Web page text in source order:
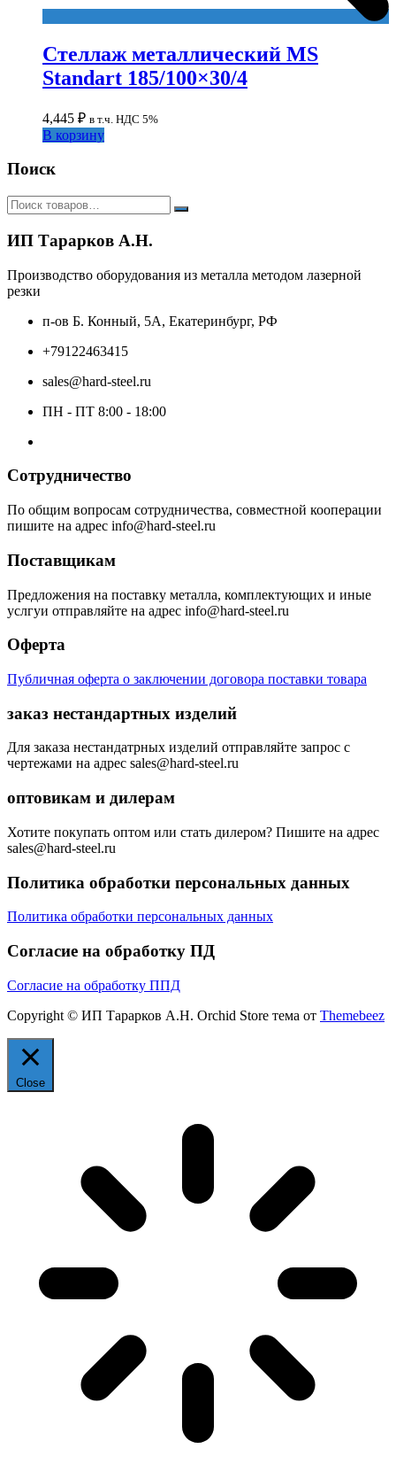
Стеллаж металлический MS
Standart 185/100×30/4
4,445 ₽ в т.ч. НДС 5%
В корзину
Поиск
ИП Тарарков А.Н.
Производство оборудования из металла методом лазерной
резки
п-ов Б. Конный, 5А, Екатеринбург, РФ
+79122463415
sales@hard-steel.ru
ПН - ПТ 8:00 - 18:00
Сотрудничество
По общим вопросам сотрудничества, совместной кооперации
пишите на адрес info@hard-steel.ru
Поставщикам
Предложения на поставку металла, комплектующих и иные
услгуи отправляйте на адрес info@hard-steel.ru
Оферта
Публичная оферта о заключении договора поставки товара
заказ нестандартных изделий
Для заказа нестандатрных изделий отправляйте запрос с
чертежами на адрес sales@hard-steel.ru
оптовикам и дилерам
Хотите покупать оптом или стать дилером? Пишите на адрес
sales@hard-steel.ru
Политика обработки персональных данных
Политика обработки персональных данных
Согласие на обработку ПД
Согласие на обработку ППД
Copyright © ИП Тарарков А.Н. Orchid Store тема от Themebeez
Close